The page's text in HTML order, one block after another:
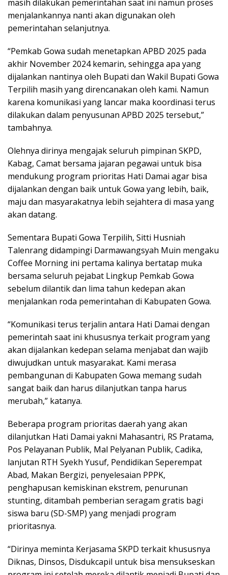
masih dilakukan pemerintahan saat ini namun proses
menjalankannya nanti akan digunakan oleh
pemerintahan selanjutnya.
“Pemkab Gowa sudah menetapkan APBD 2025 pada
akhir November 2024 kemarin, sehingga apa yang
dijalankan nantinya oleh Bupati dan Wakil Bupati Gowa
Terpilih masih yang direncanakan oleh kami. Namun
karena komunikasi yang lancar maka koordinasi terus
dilakukan dalam penyusunan APBD 2025 tersebut,”
tambahnya.
Olehnya dirinya mengajak seluruh pimpinan SKPD,
Kabag, Camat bersama jajaran pegawai untuk bisa
mendukung program prioritas Hati Damai agar bisa
dijalankan dengan baik untuk Gowa yang lebih, baik,
maju dan masyarakatnya lebih sejahtera di masa yang
akan datang.
Sementara Bupati Gowa Terpilih, Sitti Husniah
Talenrang didampingi Darmawangsyah Muin mengaku
Coffee Morning ini pertama kalinya bertatap muka
bersama seluruh pejabat Lingkup Pemkab Gowa
sebelum dilantik dan lima tahun kedepan akan
menjalankan roda pemerintahan di Kabupaten Gowa.
“Komunikasi terus terjalin antara Hati Damai dengan
pemerintah saat ini khususnya terkait program yang
akan dijalankan kedepan selama menjabat dan wajib
diwujudkan untuk masyarakat. Kami merasa
pembangunan di Kabupaten Gowa memang sudah
sangat baik dan harus dilanjutkan tanpa harus
merubah,” katanya.
Beberapa program prioritas daerah yang akan
dilanjutkan Hati Damai yakni Mahasantri, RS Pratama,
Pos Pelayanan Publik, Mal Pelyanan Publik, Cadika,
lanjutan RTH Syekh Yusuf, Pendidikan Seperempat
Abad, Makan Bergizi, penyelesaian PPPK,
penghapusan kemiskinan ekstrem, penurunan
stunting, ditambah pemberian seragam gratis bagi
siswa baru (SD-SMP) yang menjadi program
prioritasnya.
“Dirinya meminta Kerjasama SKPD terkait khususnya
Diknas, Dinsos, Disdukcapil untuk bisa mensukseskan